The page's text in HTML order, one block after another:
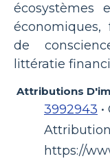
écosystèmes
de
littératie
Attributions
3992943
https://